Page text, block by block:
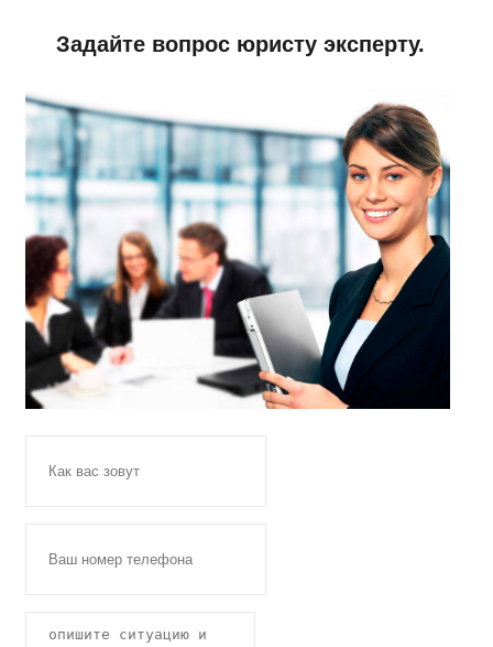
Задайте вопрос юристу эксперту.